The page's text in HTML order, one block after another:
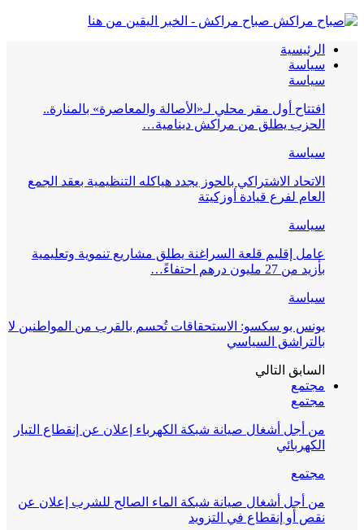
صباح مراكش - الخبر اليقين من هنا
الرئيسية
سياسة
سياسة
افتتاح أول مقر محلي لـ«الأصالة والمعاصرة» بالمنارة..
الحزب يطلق من مراكش دينامية…
سياسة
الاتحاد الاشتراكي بالحوز يجدد هياكله التنظيمية بعقد الجمع
العام لفرع قيادة أوزكيتة
سياسة
عامل إقليم قلعة السراغنة يطلق مشاريع تنموية وتعليمية
بأزيد من 27 مليون درهم احتفاءً…
سياسة
يونس بو سكسو: الاستحقاقات تُحسم بالقرب من المواطنين لا
بالتراشق السياسي
السابق التالي
مجتمع
مجتمع
من أجل أشغال صيانة شبكة الكهرباء إعلان عن إنقطاع التيار
الكهربائي
مجتمع
من أجل أشغال صيانة شبكة الماء الصالح للشرب إعلان عن
نقص أو إنقطاع في التزويد